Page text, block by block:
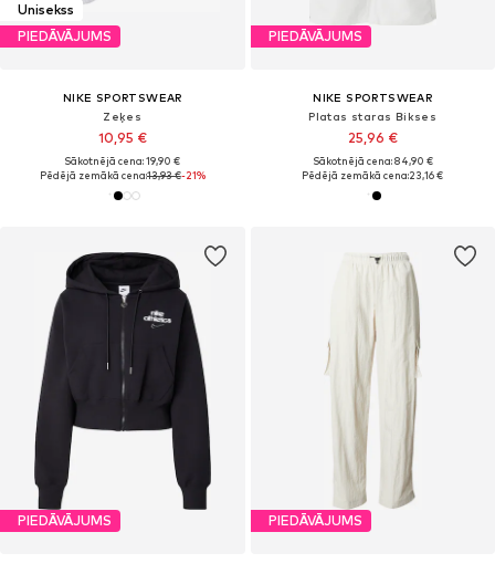
Unisekss
PIEDĀVĀJUMS
NIKE SPORTSWEAR
Zeķes
10,95 €
Sākotnējā cena: 19,90 €
Pēdējā zemākā cena:13,93 €-21%
PIEDĀVĀJUMS
NIKE SPORTSWEAR
Platas staras Bikses
25,96 €
Sākotnējā cena: 84,90 €
Pēdējā zemākā cena:23,16 €
PIEDĀVĀJUMS PIEDĀVĀJUMS